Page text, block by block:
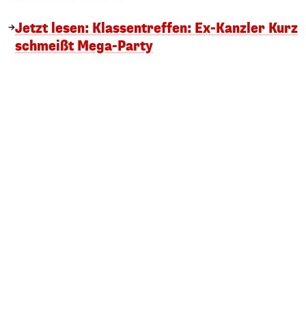
Jetzt lesen: Klassentreffen: Ex-Kanzler Kurz
schmeißt Mega-Party